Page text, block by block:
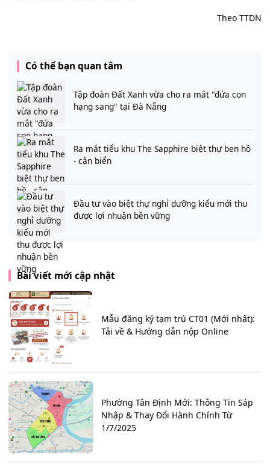
Theo TTDN
Có thể bạn quan tâm
Tập đoàn Đất Xanh vừa cho ra mắt "đứa con
hạng sang" tại Đà Nẵng
Ra mắt tiểu khu The Sapphire biệt thự ben hồ
- cận biển
Đầu tư vào biệt thự nghỉ dưỡng kiểu mới thu
được lợi nhuận bền vững
Bài viết mới cập nhật
Mẫu đăng ký tạm trú CT01 (Mới nhất):
Tải về & Hướng dẫn nộp Online
Phường Tân Định Mới: Thông Tin Sáp
Nhập & Thay Đổi Hành Chính Từ
1/7/2025